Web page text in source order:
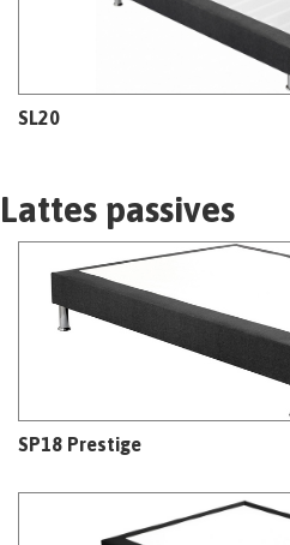
SL20
Lattes passives
SP18 Prestige